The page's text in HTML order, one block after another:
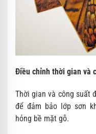
Điều chỉnh thời gian và
Thời gian và công suất
để đảm bảo lớp sơn
hỏng bề mặt gỗ.